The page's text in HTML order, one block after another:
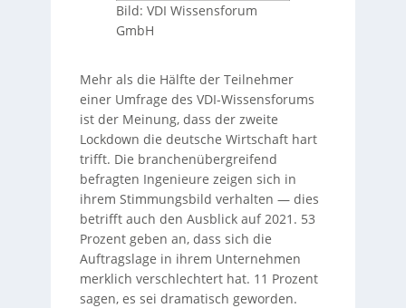
Bild: VDI Wissensforum
GmbH
Mehr als die Hälfte der Teilnehmer
einer Umfrage des VDI-Wissensforums
ist der Meinung, dass der zweite
Lockdown die deutsche Wirtschaft hart
trifft. Die branchenübergreifend
befragten Ingenieure zeigen sich in
ihrem Stimmungsbild verhalten — dies
betrifft auch den Ausblick auf 2021. 53
Prozent geben an, dass sich die
Auftragslage in ihrem Unternehmen
merklich verschlechtert hat. 11 Prozent
sagen, es sei dramatisch geworden.